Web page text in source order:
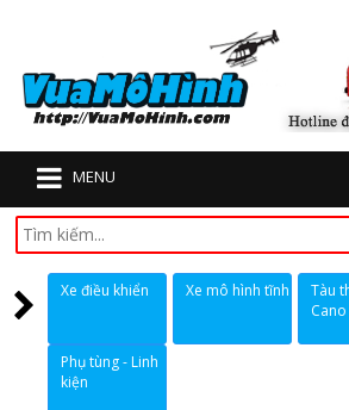
MENU
Xe điều khiển Xe mô hình tĩnh
Tàu
Cano
Phụ tùng - Linh
kiện